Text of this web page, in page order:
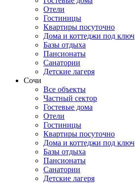
Отели
Гостиницы
Квартиры посуточно
Дома и коттеджи под ключ
Базы отдыха
Пансионаты
Санатории
Детские лагеря
Сочи
Все объекты
Частный сектор
Гостевые дома
Отели
Гостиницы
Квартиры посуточно
Дома и коттеджи под ключ
Базы отдыха
Пансионаты
Санатории
Детские лагеря